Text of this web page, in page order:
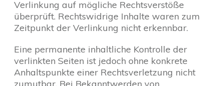
Verlinkung auf mögliche Rechtsverstöße
überprüft. Rechtswidrige Inhalte waren zum
Zeitpunkt der Verlinkung nicht erkennbar.
Eine permanente inhaltliche Kontrolle der
verlinkten Seiten ist jedoch ohne konkrete
Anhaltspunkte einer Rechtsverletzung nicht